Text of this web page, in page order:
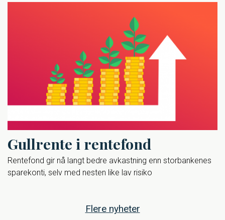
Gullrente i rentefond
Rentefond gir nå langt bedre avkastning enn storbankenes
sparekonti, selv med nesten like lav risiko
Flere nyheter